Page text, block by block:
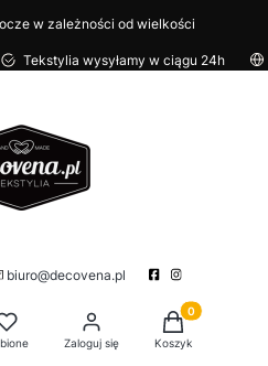
w zależności od wielkości
Tekstylia wysyłamy w ciągu 24h
biuro@decovena.pl
Zaloguj się
Produkty w
Koszyk